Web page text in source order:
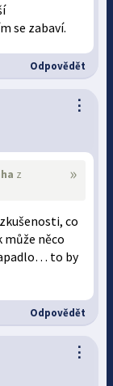
se zabaví.
Odpovědět
⋮
»
z
co
něco
to by
Odpovědět
⋮